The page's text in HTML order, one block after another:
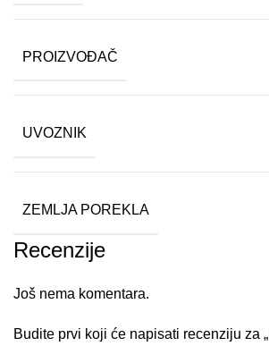
PROIZVOĐAČ
UVOZNIK
ZEMLJA POREKLA
Recenzije
Još nema komentara.
Budite prvi koji će napisati recenziju za